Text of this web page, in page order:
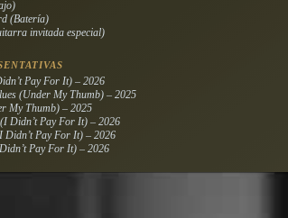
(Batería)
invitada especial)
Pay For It) – 2026
(Under My Thumb) – 2025
My Thumb) – 2025
Didn’t Pay For It) – 2026
Didn’t Pay For It) – 2026
Pay For It) – 2026